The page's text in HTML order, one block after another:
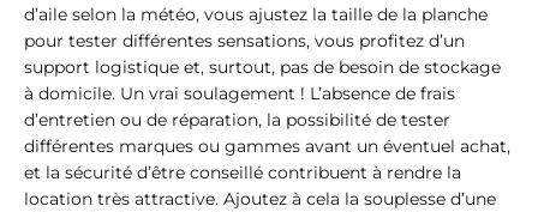
d’aile selon la météo, vous ajustez la taille de la planche
pour tester différentes sensations, vous profitez d’un
support logistique et, surtout, pas de besoin de stockage
à domicile. Un vrai soulagement ! L’absence de frais
d’entretien ou de réparation, la possibilité de tester
différentes marques ou gammes avant un éventuel achat,
et la sécurité d’être conseillé contribuent à rendre la
location très attractive. Ajoutez à cela la souplesse d’une